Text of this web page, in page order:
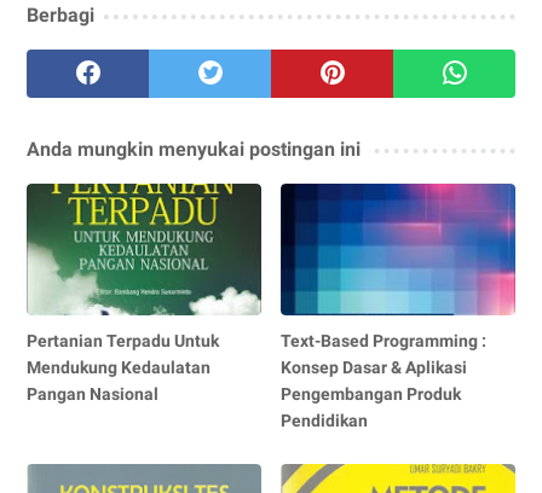
Berbagi
Anda mungkin menyukai postingan ini
Pertanian Terpadu Untuk
Mendukung Kedaulatan
Pangan Nasional
Text-Based Programming :
Konsep Dasar & Aplikasi
Pengembangan Produk
Pendidikan